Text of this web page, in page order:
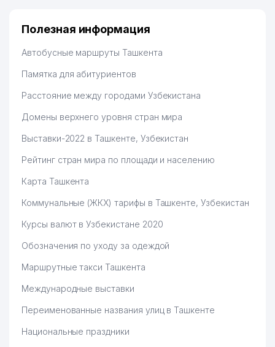
Hamida 03.08.2026 12:45:39
Полезная информация
Автобусные маршруты Ташкента
Памятка для абитуриентов
Расстояние между городами Узбекистана
Домены верхнего уровня стран мира
Выставки-2022 в Ташкенте, Узбекистан
Рейтинг стран мира по площади и населению
Карта Ташкента
Коммунальные (ЖКХ) тарифы в Ташкенте, Узбекистан
Курсы валют в Узбекистане 2020
Обозначения по уходу за одеждой
Маршрутные такси Ташкента
Международные выставки
Переименованные названия улиц в Ташкенте
Национальные праздники